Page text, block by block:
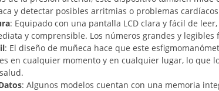
y detectar posibles arritmias o problemas
: Equipado con una pantalla LCD clara y fácil de
y comprensible. Los números grandes y
: El diseño de muñeca hace que este
en cualquier momento y en cualquier lugar, lo que
: Algunos modelos cuentan con una memoria